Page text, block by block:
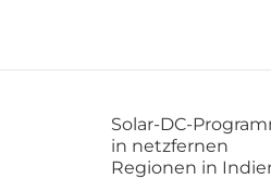
Solar-DC-
in netzfernen
Regionen in